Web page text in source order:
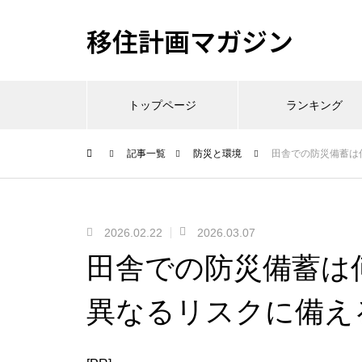
移住計画マガジン
トップページ ランキング
記事一覧 防災と環境 田舎での防災備蓄
2026.02.22 2026.03.07
田舎での防災備蓄
異なるリスクに備え